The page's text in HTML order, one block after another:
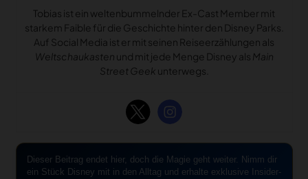
Tobias ist ein weltenbummelnder Ex-Cast Member mit
starkem Faible für die Geschichte hinter den Disney Parks.
Auf Social Media ist er mit seinen Reiseerzählungen als
Weltschaukasten und mit jede Menge Disney als Main
Street Geek unterwegs.
Dieser Beitrag endet hier, doch die Magie geht weiter. Nimm dir
ein Stück Disney mit in den Alltag und erhalte exklusive Insider-